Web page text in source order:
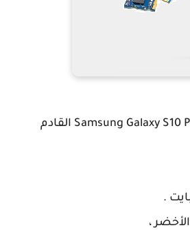
ووفقا لتقرير صادر عن شركة GF للأوراق المالية في هونغ كونغ ، يدعي أن Samsung Galaxy S10 Plus القادم